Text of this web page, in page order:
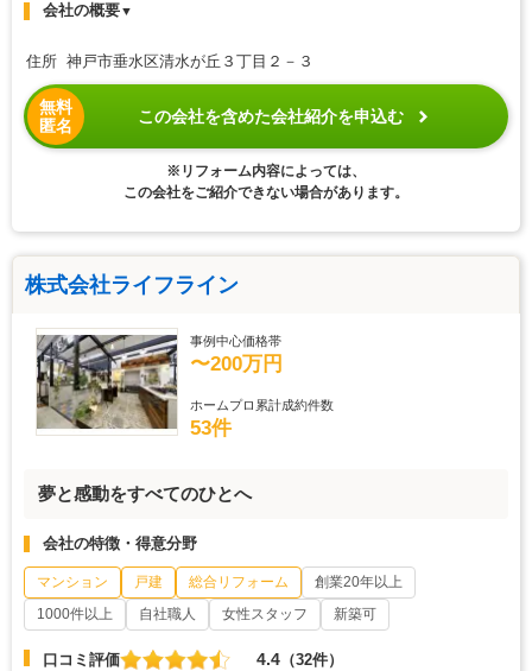
会社の概要▼
住所 神戸市垂水区清水が丘３丁目２－３
無料
匿名
この会社を含めた会社紹介を申込む
※リフォーム内容によっては、
この会社をご紹介できない場合があります。
株式会社ライフライン
事例中心価格帯
〜200万円
ホームプロ累計成約件数
53件
夢と感動をすべてのひとへ
会社の特徴・得意分野
マンション 戸建 総合リフォーム
創業20年以上
1000件以上
自社職人 女性スタッフ 新築可
口コミ評価 4.4 （32件）